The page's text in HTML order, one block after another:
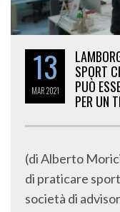
13
MAR2021
SPORT
PUÒ
PER UN
(di Alberto
di praticare
società di